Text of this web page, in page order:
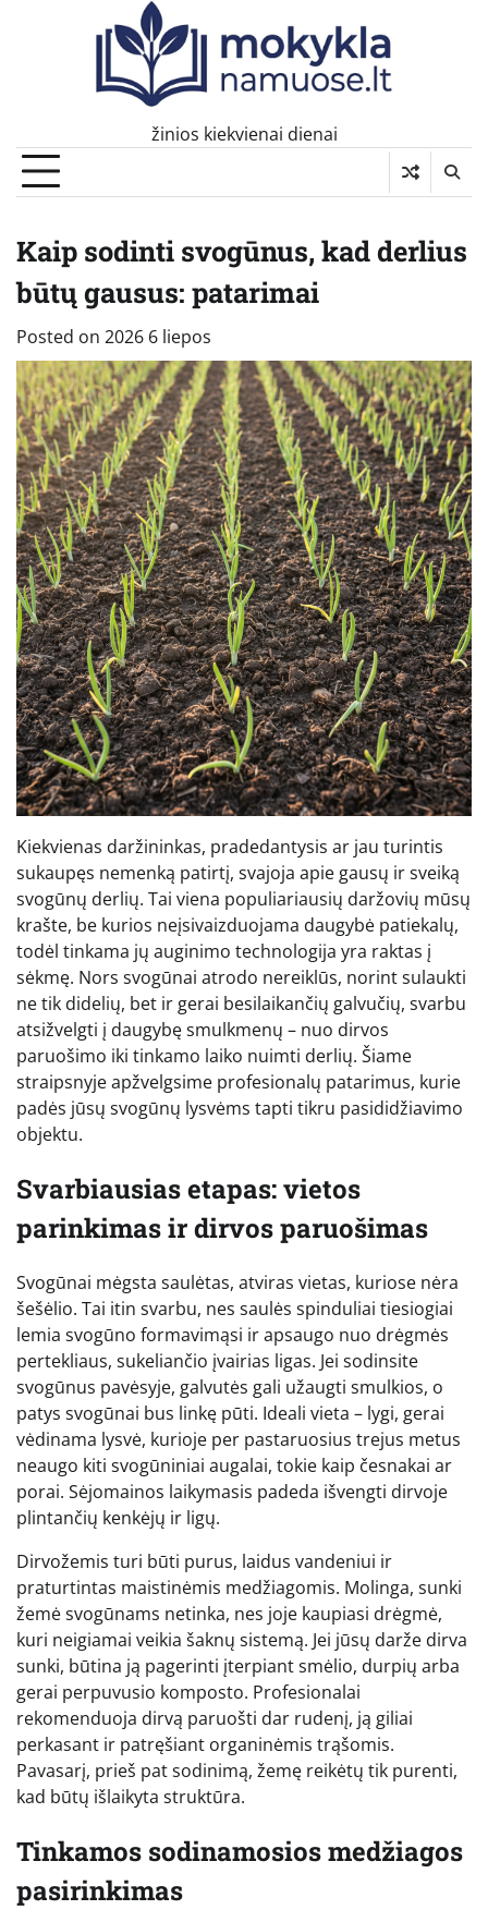
žinios kiekvienai dienai
Kaip sodinti svogūnus, kad derlius
būtų gausus: patarimai
Posted on 2026 6 liepos
Kiekvienas daržininkas, pradedantysis ar jau turintis
sukaupęs nemenką patirtį, svajoja apie gausų ir sveiką
svogūnų derlių. Tai viena populiariausių daržovių mūsų
krašte, be kurios neįsivaizduojama daugybė patiekalų,
todėl tinkama jų auginimo technologija yra raktas į
sėkmę. Nors svogūnai atrodo nereiklūs, norint sulaukti
ne tik didelių, bet ir gerai besilaikančių galvučių, svarbu
atsižvelgti į daugybę smulkmenų – nuo dirvos
paruošimo iki tinkamo laiko nuimti derlių. Šiame
straipsnyje apžvelgsime profesionalų patarimus, kurie
padės jūsų svogūnų lysvėms tapti tikru pasididžiavimo
objektu.
Svarbiausias etapas: vietos
parinkimas ir dirvos paruošimas
Svogūnai mėgsta saulėtas, atviras vietas, kuriose nėra
šešėlio. Tai itin svarbu, nes saulės spinduliai tiesiogiai
lemia svogūno formavimąsi ir apsaugo nuo drėgmės
pertekliaus, sukeliančio įvairias ligas. Jei sodinsite
svogūnus pavėsyje, galvutės gali užaugti smulkios, o
patys svogūnai bus linkę pūti. Ideali vieta – lygi, gerai
vėdinama lysvė, kurioje per pastaruosius trejus metus
neaugo kiti svogūniniai augalai, tokie kaip česnakai ar
porai. Sėjomainos laikymasis padeda išvengti dirvoje
plintančių kenkėjų ir ligų.
Dirvožemis turi būti purus, laidus vandeniui ir
praturtintas maistinėmis medžiagomis. Molinga, sunki
žemė svogūnams netinka, nes joje kaupiasi drėgmė,
kuri neigiamai veikia šaknų sistemą. Jei jūsų darže dirva
sunki, būtina ją pagerinti įterpiant smėlio, durpių arba
gerai perpuvusio komposto. Profesionalai
rekomenduoja dirvą paruošti dar rudenį, ją giliai
perkasant ir patręšiant organinėmis trąšomis.
Pavasarį, prieš pat sodinimą, žemę reikėtų tik purenti,
kad būtų išlaikyta struktūra.
Tinkamos sodinamosios medžiagos
pasirinkimas